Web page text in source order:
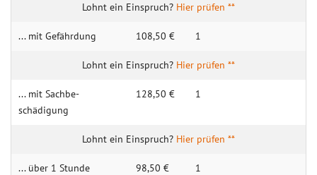
Hier prüfen **
... mit Gefähr­dung 108,50 € 1
Hier prüfen **
... mit Sachbe­
schädigung
128,50 € 1
Hier prüfen **
... über 1 Stunde 98,50 € 1